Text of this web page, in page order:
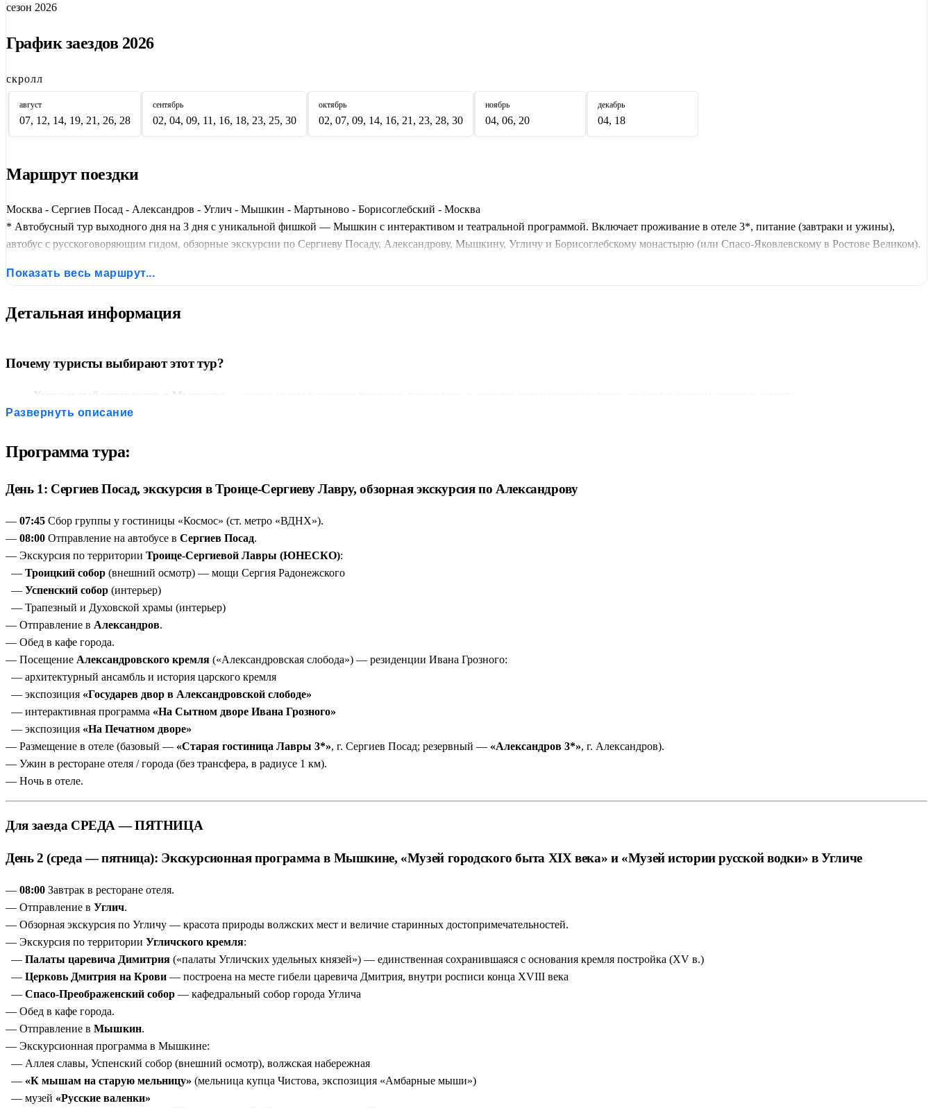
сезон 2026
График заездов 2026
скролл
август
07, 12, 14, 19, 21, 26, 28
сентябрь
02, 04, 09, 11, 16, 18, 23, 25, 30
октябрь
02, 07, 09, 14, 16, 21, 23, 28, 30
ноябрь
04, 06, 20
декабрь
04, 18
Маршрут поездки
Москва - Сергиев Посад - Александров - Углич - Мышкин - Мартыново - Борисоглебский - Москва
* Автобусный тур выходного дня на 3 дня с уникальной фишкой — Мышкин с интерактивом и театральной программой. Включает проживание в отеле 3*, питание (завтраки и ужины),
автобус с русскоговоряющим гидом, обзорные экскурсии по Сергиеву Посаду, Александрову, Мышкину, Угличу и Борисоглебскому монастырю (или Спасо-Яковлевскому в Ростове Великом).
(День 2: Углич, День 3: Мышкин + Мартыново с театральной программой «Коменничанье»). Маршрут охватывает ключевые достопримечательности Северо-Востока России: Троице-Сергиева
Показать весь маршрут...
Детальная информация
Почему туристы выбирают этот тур?
Уникальный интерактив в Мышкине
Театр на кацком диалекте
Два культурных слоя
Музей истории русской водки в Угличе
Гибкий формат под дни недели
— программа адаптирована под заезды среда–пятница (Борисоглебский монастырь) и пятница–воскресенье (кацкий театр + печь). Всё включено:
транспорт, отели 3*, полный пансион.
Развернуть описание
Программа тура:
День 1: Сергиев Посад, экскурсия в Троице-Сергиеву Лавру, обзорная экскурсия по Александрову
— 07:45 Сбор группы у гостиницы «Космос» (ст. метро «ВДНХ»).
— 08:00 Отправление на автобусе в Сергиев Посад.
— Экскурсия по территории Троице-Сергиевой Лавры (ЮНЕСКО):
— Троицкий собор (внешний осмотр) — мощи Сергия Радонежского
— Успенский собор (интерьер)
— Трапезный и Духовской храмы (интерьер)
— Отправление в Александров.
— Обед в кафе города.
— Посещение Александровского кремля («Александровская слобода») — резиденции Ивана Грозного:
— архитектурный ансамбль и история царского кремля
— экспозиция «Государев двор в Александровской слободе»
— интерактивная программа «На Сытном дворе Ивана Грозного»
— экспозиция «На Печатном дворе»
— Размещение в отеле (базовый — «Старая гостиница Лавры 3*», г. Сергиев Посад; резервный — «Александров 3*», г. Александров).
— Ужин в ресторане отеля / города (без трансфера, в радиусе 1 км).
— Ночь в отеле.
Для заезда СРЕДА — ПЯТНИЦА
День 2 (среда — пятница): Экскурсионная программа в Мышкине, «Музей городского быта XIX века» и «Музей истории русской водки» в Угличе
— 08:00 Завтрак в ресторане отеля.
— Отправление в Углич.
— Обзорная экскурсия по Угличу — красота природы волжских мест и величие старинных достопримечательностей.
— Экскурсия по территории Угличского кремля:
— Палаты царевича Димитрия («палаты Угличских удельных князей») — единственная сохранившаяся с основания кремля постройка (XV в.)
— Церковь Дмитрия на Крови — построена на месте гибели царевича Дмитрия, внутри росписи конца XVIII века
— Спасо-Преображенский собор — кафедральный собор города Углича
— Обед в кафе города.
— Отправление в Мышкин.
— Экскурсионная программа в Мышкине:
— Аллея славы, Успенский собор (внешний осмотр), волжская набережная
— «К мышам на старую мельницу» (мельница купца Чистова, экспозиция «Амбарные мыши»)
— музей «Русские валенки»